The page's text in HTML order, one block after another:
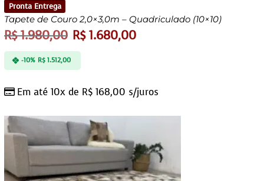
Pronta Entrega
Tapete de Couro 2,0×3,0m – Quadriculado (10×10)
R$1.980,00 R$1.680,00
Em até 10x de R$ 168,00 s/juros
-10% R$1.512,00